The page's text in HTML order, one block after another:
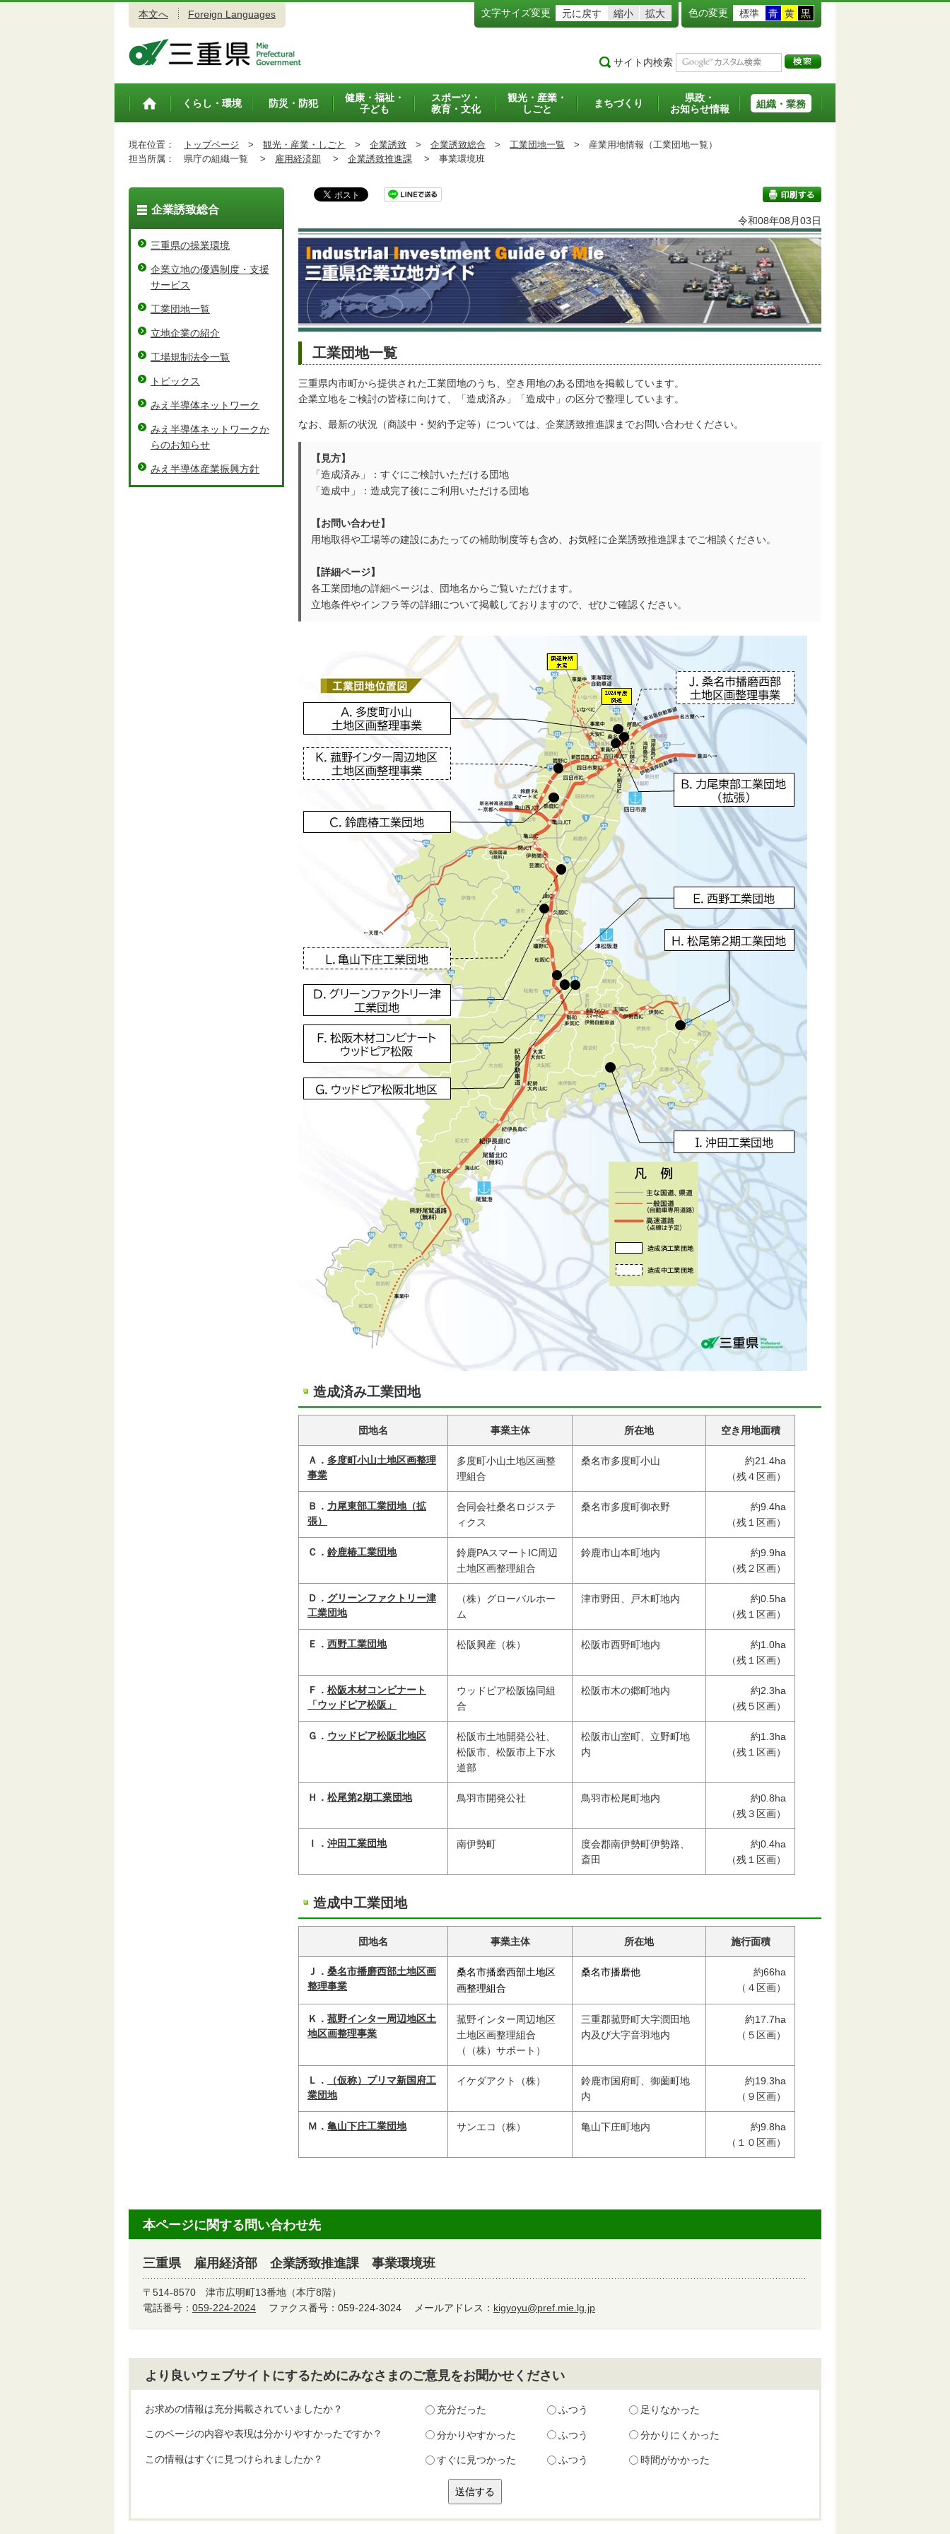
本文へ Foreign Languages 文字サイズ変更 元に戻す 縮小 拡大 色の変更 標準 青 黄 黒
サイト内検索
トップペ
くらし・環境 防災・防犯
健康・福祉・
子ども
スポーツ・
教育・文化
観光・産業・
しごと
まちづくり
県政・
お知らせ情報
組織・業務
現在位置： トップページ > 観光・産業・しごと > 企業誘致 > 企業誘致総合 > 工業団地一覧 > 産業用地情報（工業団地一覧）
担当所属：
県庁の組織一覧 > 雇用経済部 > 企業誘致推進課 > 事業環境班
印刷する
令和08年08月03日
工業団地一覧
三重県内市町から提供された工業団地のうち、空き用地のある団地を掲載しています。
企業立地をご検討の皆様に向けて、「造成済み」「造成中」の区分で整理しています。
なお、最新の状況（商談中・契約予定等）については、企業誘致推進課までお問い合わせください。
【見方】
「造成済み」：すぐにご検討いただける団地
「造成中」：造成完了後にご利用いただける団地
【お問い合わせ】
用地取得や工場等の建設にあたっての補助制度等も含め、お気軽に企業誘致推進課までご相談ください。
【詳細ページ】
各工業団地の詳細ページは、団地名からご覧いただけます。
立地条件やインフラ等の詳細について掲載しておりますので、ぜひご確認ください。
造成済み工業団地
団地名 事業主体 所在地 空き用地面積
Ａ． 多度町小山土地区画整理
事業
多度町小山土地区画整
理組合
桑名市多度町小山
約21.4ha
（残４区画）
Ｂ． 力尾東部工業団地（拡
張）
合同会社桑名ロジステ
ィクス
桑名市多度町御衣野
約9.4ha
（残１区画）
Ｃ． 鈴鹿椿工業団地
鈴鹿PAスマートIC周辺
土地区画整理組合
鈴鹿市山本町地内
約9.9ha
（残２区画）
Ｄ． グリーンファクトリー津
工業団地
（株）グローバルホー
ム
津市野田、戸木町地内
約0.5ha
（残１区画）
Ｅ． 西野工業団地 松阪興産（株） 松阪市西野町地内
約1.0ha
（残１区画）
Ｆ． 松阪木材コンビナート
「ウッドピア松阪」
ウッドピア松阪協同組
合
松阪市木の郷町地内
約2.3ha
（残５区画）
Ｇ． ウッドピア松阪北地区
松阪市土地開発公社、
松阪市、松阪市上下水
道部
松阪市山室町、立野町地
内
約1.3ha
（残１区画）
Ｈ． 松尾第2期工業団地 鳥羽市開発公社 鳥羽市松尾町地内
約0.8ha
（残３区画）
Ｉ． 沖田工業団地 南伊勢町
度会郡南伊勢町伊勢路、
斎田
約0.4ha
（残１区画）
造成中工業団地
団地名 事業主体 所在地 施行面積
Ｊ． 桑名市播磨西部土地区画
整理事業
桑名市播磨西部土地区
画整理組合
桑名市播磨他
約66ha
（４区画）
Ｋ． 菰野インター周辺地区土
地区画整理事業
菰野インター周辺地区
土地区画整理組合
（（株）サポート）
三重郡菰野町大字潤田地
内及び大字音羽地内
約17.7ha
（５区画）
Ｌ．
（仮称）プリマ新国府工
業団地
イケダアクト（株）
鈴鹿市国府町、御薗町地
内
約19.3ha
（９区画）
Ｍ． 亀山下庄工業団地 サンエコ（株） 亀山下庄町地内
約9.8ha
（１０区画）
企業誘致総合
三重県の操業環境
企業立地の優遇制度・支援
サービス
工業団地一覧
立地企業の紹介
工場規制法令一覧
トピックス
みえ半導体ネットワーク
みえ半導体ネットワークか
らのお知らせ
みえ半導体産業振興方針
本ページに関する問い合わせ先
三重県 雇用経済部 企業誘致推進課 事業環境班
〒514-8570 津市広明町13番地（本庁8階）
電話番号： 059-224-2024 ファクス番号：059-224-3024 メールアドレス： kigyoyu@pref.mie.lg.jp
より良いウェブサイトにするためにみなさまのご意見をお聞かせください
お求めの情報は充分掲載されていましたか？ 充分だった ふつう 足りなかった
このページの内容や表現は分かりやすかったですか？ 分かりやすかった ふつう 分かりにくかった
この情報はすぐに見つけられましたか？ すぐに見つかった ふつう 時間がかかった